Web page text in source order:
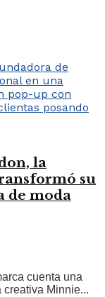
la
su
de moda
cuenta una
creativa Minnie...